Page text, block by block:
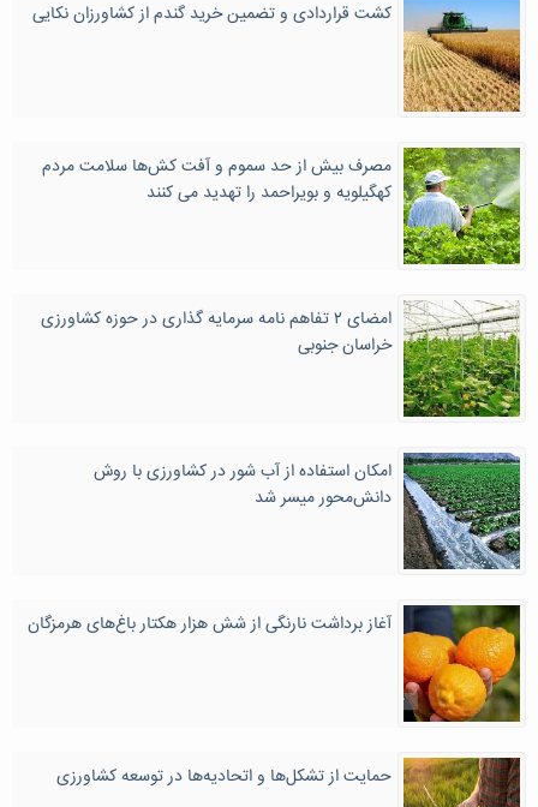
کشت قراردادی و تضمین خرید گندم از کشاورزان نکایی
مصرف بیش از حد سموم و آفت کش‌ها سلامت مردم
کهگیلویه و بویراحمد را تهدید می کنند
امضای ۲ تفاهم نامه سرمایه گذاری در حوزه کشاورزی
خراسان‌ جنوبی
امکان استفاده از آب شور در کشاورزی با روش
دانش‌محور میسر شد
آغاز برداشت نارنگی از شش هزار هکتار باغ‌های هرمزگان
حمایت از تشکل‌ها و اتحادیه‌ها در توسعه کشاورزی